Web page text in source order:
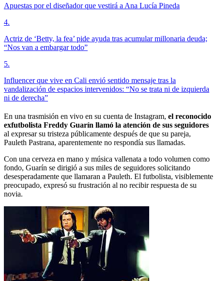
Apuestas por el diseñador que vestirá a Ana Lucía Pineda
4.
Actriz de ‘Betty, la fea’ pide ayuda tras acumular millonaria deuda;
“Nos van a embargar todo”
5.
Influencer que vive en Cali envió sentido mensaje tras la
vandalización de espacios intervenidos: “No se trata ni de izquierda
ni de derecha”
En una trasmisión en vivo en su cuenta de Instagram, el reconocido
exfutbolista Freddy Guarín llamó la atención de sus seguidores
al expresar su tristeza públicamente después de que su pareja,
Pauleth Pastrana, aparentemente no respondía sus llamadas.
Con una cerveza en mano y música vallenata a todo volumen como
fondo, Guarín se dirigió a sus miles de seguidores solicitando
desesperadamente que llamaran a Pauleth. El futbolista, visiblemente
preocupado, expresó su frustración al no recibir respuesta de su
novia.